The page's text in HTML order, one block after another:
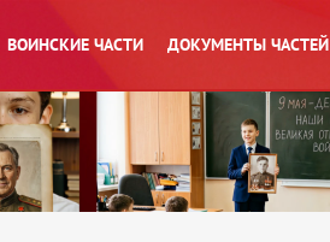
ВОИНСКИЕ ЧАСТИ ДОКУМЕНТЫ ЧАСТЕЙ